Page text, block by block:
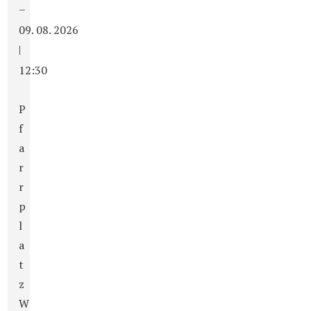
–
09. 08. 2026
|
12:30
P
f
a
r
r
p
l
a
t
z
W